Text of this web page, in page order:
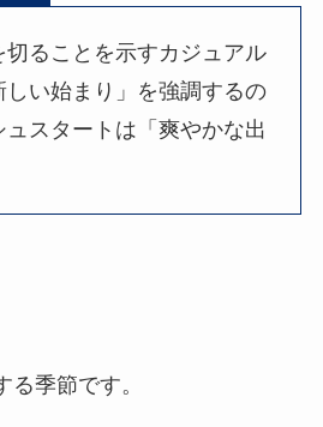
切ることを示すカジュアル
しい始まり」を強調するの
スタートは「爽やかな出
季節です。